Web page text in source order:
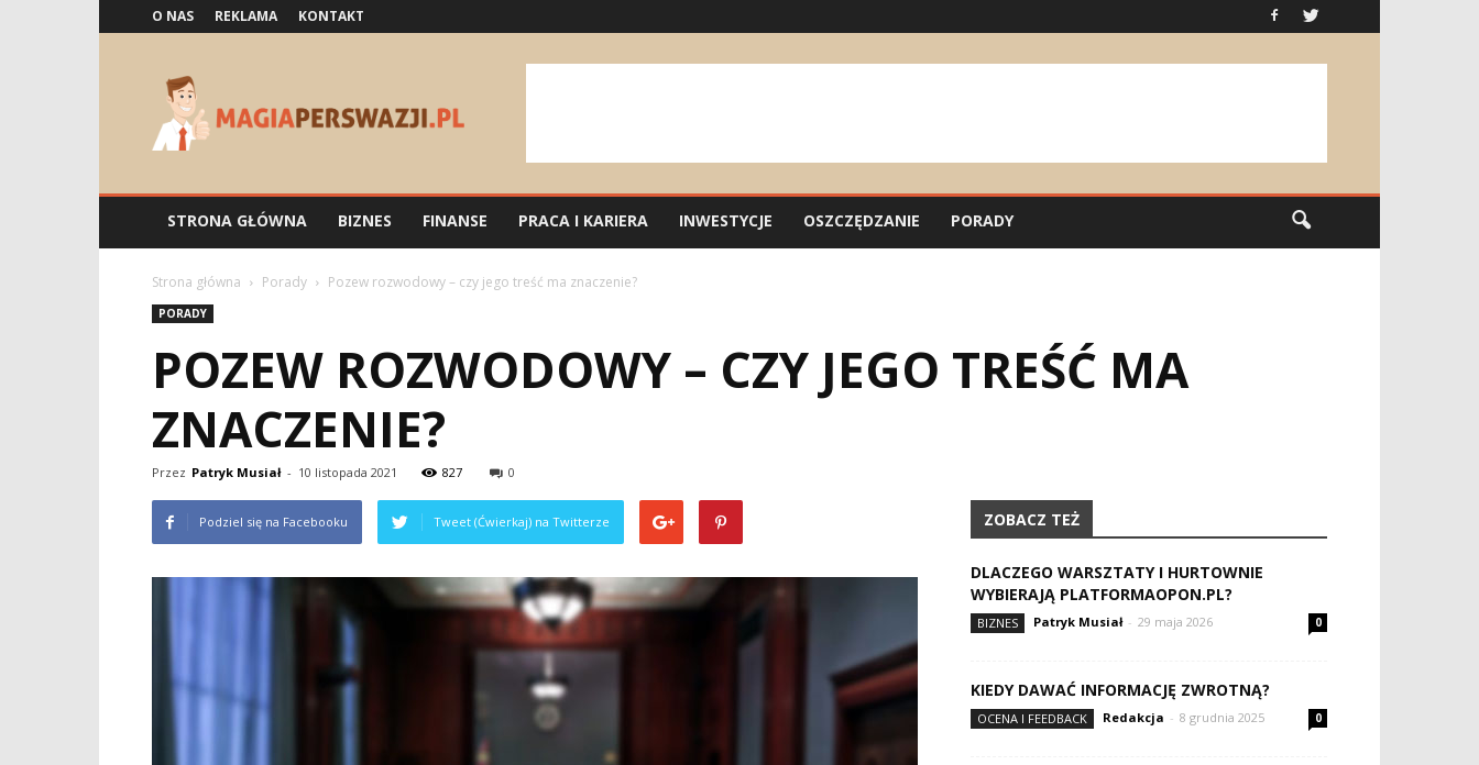
O NAS REKLAMA KONTAKT
Magiaperswazji.pl
STRONA GŁÓWNA BIZNES FINANSE PRACA I KARIERA INWESTYCJE OSZCZĘDZANIE PORADY
Strona główna Porady Pozew rozwodowy – czy jego treść ma znaczenie?
PORADY
POZEW ROZWODOWY – CZY JEGO TREŚĆ MA
ZNACZENIE?
Przez Patryk Musiał - 10 listopada 2021 827 0
Podziel się na Facebooku Tweet (Ćwierkaj) na Twitterze ZOBACZ TEŻ
DLACZEGO WARSZTATY I HURTOWNIE
WYBIERAJĄ PLATFORMAOPON.PL?
BIZNES Patryk Musiał - 29 maja 2026 0
KIEDY DAWAĆ INFORMACJĘ ZWROTNĄ?
OCENA I FEEDBACK Redakcja - 8 grudnia 2025 0